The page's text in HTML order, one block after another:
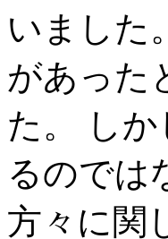
いました
があった
た。 し
るのでは
方々に関